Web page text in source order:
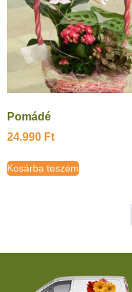
Pomádé
24.990 Ft
Kosárba teszem